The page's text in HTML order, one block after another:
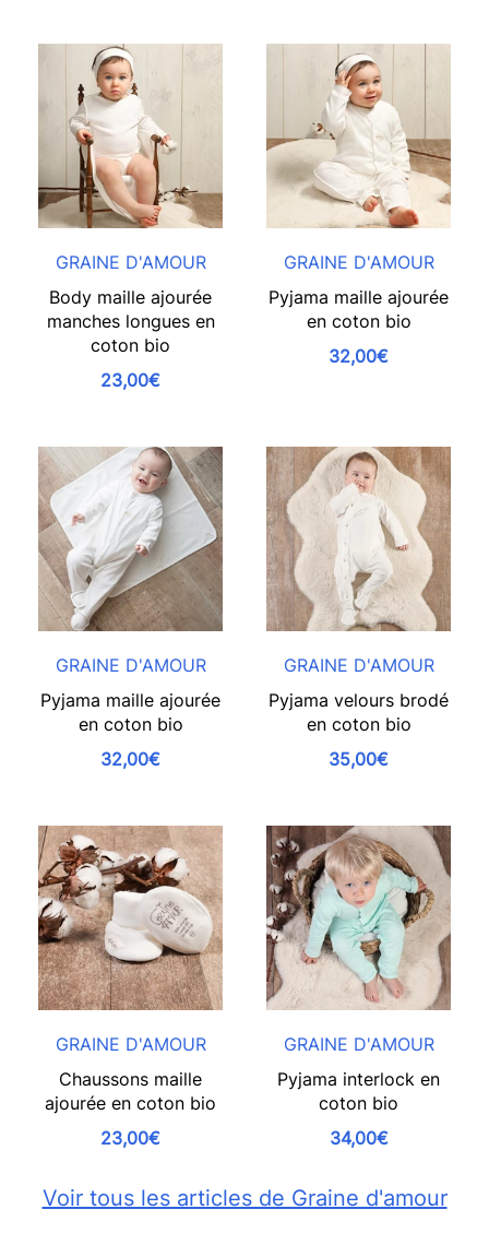
GRAINE D'AMOUR
Body maille ajourée
manches longues en
coton bio
23,00€
GRAINE D'AMOUR
Pyjama maille ajourée
en coton bio
32,00€
GRAINE D'AMOUR
Pyjama maille ajourée
en coton bio
32,00€
GRAINE D'AMOUR
Pyjama velours brodé
en coton bio
35,00€
GRAINE D'AMOUR
Chaussons maille
ajourée en coton bio
23,00€
GRAINE D'AMOUR
Pyjama interlock en
coton bio
34,00€
Voir tous les articles de Graine d'amour